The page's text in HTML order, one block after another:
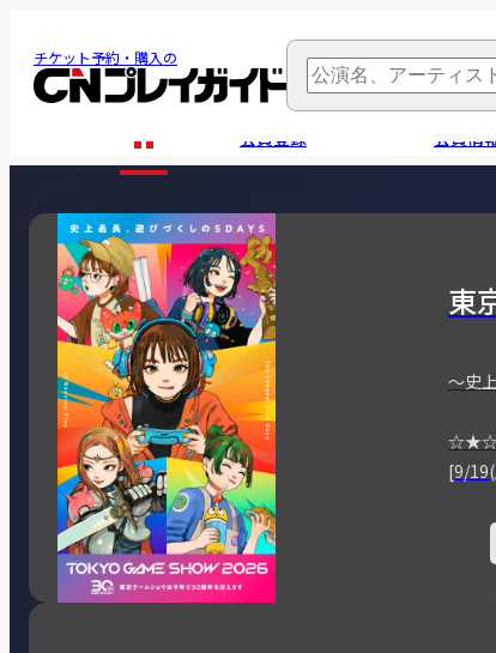
チケット予約・購入の
会員登録 会員情
東
～史
☆★☆
[9/